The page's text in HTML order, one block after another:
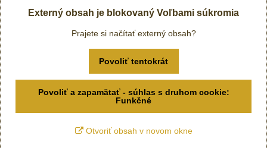
Externý obsah je blokovaný Voľbami súkromia
Prajete si načítať externý obsah?
Povoliť tentokrát
Povoliť a zapamätať - súhlas s druhom cookie:
Funkčné
Otvoriť obsah v novom okne